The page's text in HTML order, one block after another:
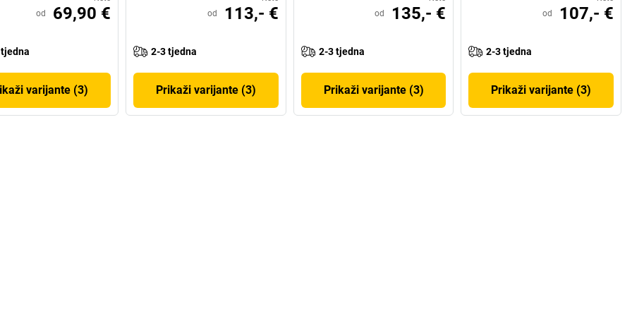
od 69,90 €
varijante (3)
od 113,- €
2-3 tjedna
Prikaži varijante (3)
od 135,- €
2-3 tjedna
Prikaži varijante (3)
od 107,- €
2-3 tjedna
Prikaži varijante (3)